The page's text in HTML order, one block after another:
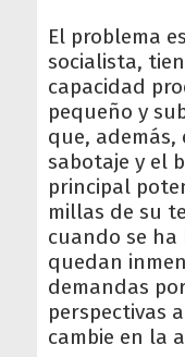
El problema
socialista,
capacidad
pequeño y
que,
sabotaje y el
principal
millas de su
cuando se
quedan
demandas
perspectivas
cambie en la